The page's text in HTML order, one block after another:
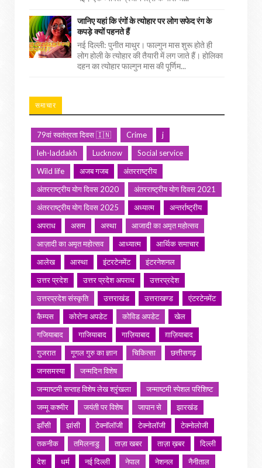
जानिए यहां कि रंगों के त्योहार पर लोग सफेद रंग के
कपड़े क्यों पहनते हैं
नई दिल्ली: पुनीत माथुर। फाल्गुन मास शुरू होते ही
लोग होली के त्योहार की तैयारी में लग जाते हैं। होलिका
दहन का त्योहार फाल्गुन मास की पूर्णिम...
समाचार
79वां स्वतंत्रता दिवस 🇮🇳 Crime
j
leh-laddakh
Lucknow
Social service
Wild life
अजब गजब
अंतरराष्ट्रीय
अंतरराष्ट्रीय योग दिवस 2020
अंतरराष्ट्रीय योग दिवस 2021
अंतरराष्ट्रीय योग दिवस 2025
अध्यात्म
अन्तर्राष्ट्रीय
अपराध
असम अस्था
आजादी का अमृत महोत्सव
आज़ादी का अमृत महोत्सव
आध्यात्म
आर्थिक समाचार
आलेख
आस्था इंटरटेनमेंट
इंटरनेशनल
उत्तर प्रदेश
उत्तर प्रदेश अपराध
उत्तरप्रदेश
उत्तरप्रदेश संस्कृति
उत्तराखंड उत्तराखण्ड
एंटरटेनमेंट
कैम्पस
कोरोना अपडेट कोविड अपडेट
खेल
गजियाबाद
गाजियाबाद गाज़ियाबाद
ग़ाज़ियाबाद
गुजरात
गूगल गुरु का ज्ञान चिकित्सा
छत्तीसगढ़
जनसमस्या
जन्मदिन विशेष
जन्माष्टमी सप्ताह विशेष लेख श्रृंखला
जन्माष्टमी स्पेशल परिशिष्ट
जम्मू कश्मीर
जयंती पर विशेष जापान से
झारखंड
झाँसी
झांसी टेक्नॉलॉजी टेक्नोलॉजी
टेक्नोलोजी
तकनीक
तमिलनाडु ताज़ा खबर ताज़ा ख़बर
दिल्ली
देश
धर्म नई दिल्ली नेपाल नेशनल
नैनीताल